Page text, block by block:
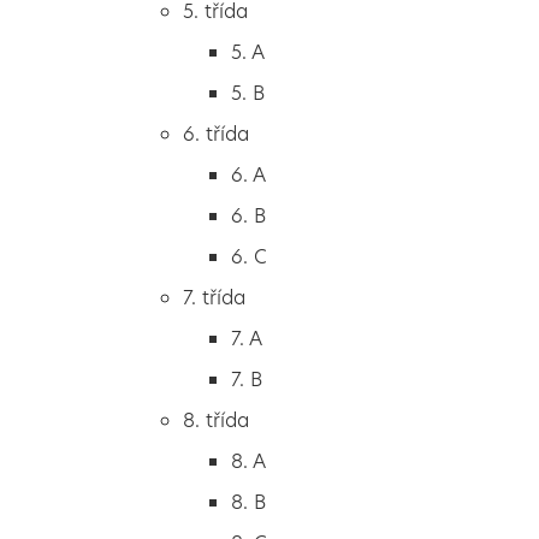
2. B
3. A
4. A
5. A
5. třída
5. A
5. B
6. třída
6. A
6. B
6. C
7. třída
7. A
7. B
8. třída
8. A
8. B